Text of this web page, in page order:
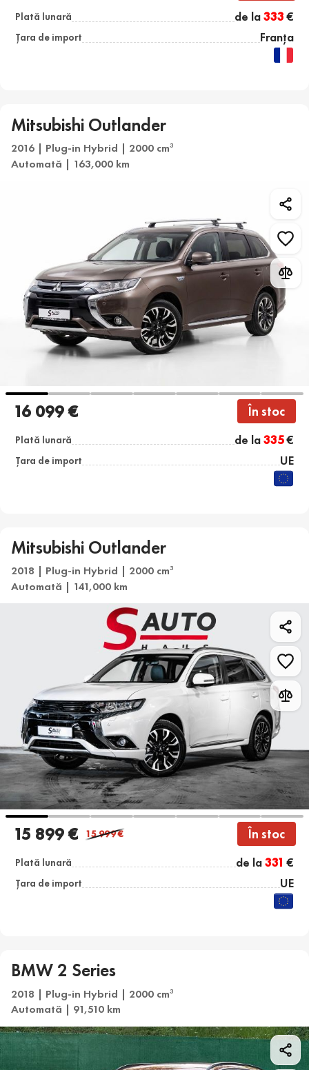
Plată lunară de la333€
Țara de import Franța
Mitsubishi Outlander
2016 | Plug-in Hybrid | 2000 cm3
Automată | 163,000 km
16 099 € În stoc
Plată lunară de la335€
Țara de import UE
Mitsubishi Outlander
2018 | Plug-in Hybrid | 2000 cm3
Automată | 141,000 km
15 899 € 15 999€ În stoc
Plată lunară de la331 €
Țara de import UE
BMW 2 Series
2018 | Plug-in Hybrid | 2000 cm3
Automată | 91,510 km